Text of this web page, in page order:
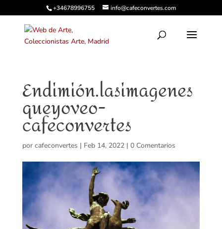
+34678996755 info@cafeconvertes.com
Endimión.lasimagenes
queyoveo-
cafeconvertes
por cafeconvertes | Feb 14, 2022| 0 Comentarios